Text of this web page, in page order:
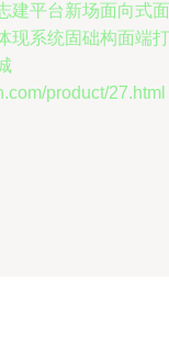
建平台新场面向式面
现系统固础构面端打
product/27.html